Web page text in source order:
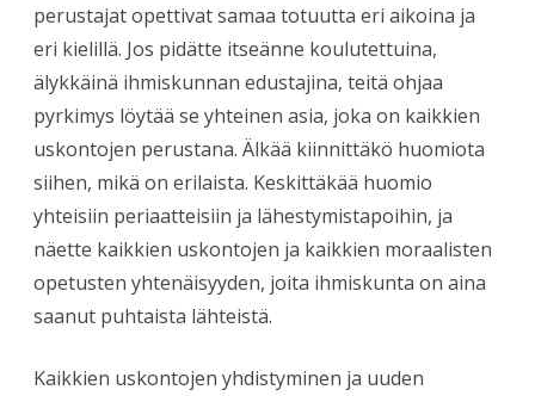
perustajat opettivat samaa totuutta eri aikoina ja
eri kielillä. Jos pidätte itseänne koulutettuina,
älykkäinä ihmiskunnan edustajina, teitä ohjaa
pyrkimys löytää se yhteinen asia, joka on kaikkien
uskontojen perustana. Älkää kiinnittäkö huomiota
siihen, mikä on erilaista. Keskittäkää huomio
yhteisiin periaatteisiin ja lähestymistapoihin, ja
näette kaikkien uskontojen ja kaikkien moraalisten
opetusten yhtenäisyyden, joita ihmiskunta on aina
saanut puhtaista lähteistä.
Kaikkien uskontojen yhdistyminen ja uuden